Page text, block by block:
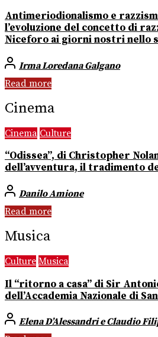
Antimeriodionalismo e
l’evoluzione del concetto di
Niceforo ai giorni nostri nello
Irma Loredana Galgano
Read more
Cinema
Cinema Culture
“Odissea”, di Christopher
dell’avventura, il tradimento
Danilo Amione
Read more
Musica
Culture Musica
Il “ritorno a casa” di Sir
dell’Accademia Nazionale di
Elena D’Alessandri e Claudio